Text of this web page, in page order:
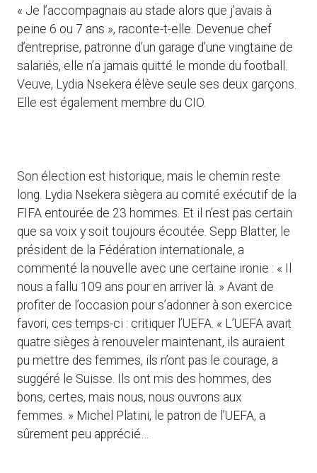
« Je l’accompagnais au stade alors que j’avais à
peine 6 ou 7 ans », raconte-t-elle. Devenue chef
d’entreprise, patronne d’un garage d’une vingtaine de
salariés, elle n’a jamais quitté le monde du football.
Veuve, Lydia Nsekera élève seule ses deux garçons.
Elle est également membre du CIO.
Son élection est historique, mais le chemin reste
long. Lydia Nsekera siègera au comité exécutif de la
FIFA entourée de 23 hommes. Et il n’est pas certain
que sa voix y soit toujours écoutée. Sepp Blatter, le
président de la Fédération internationale, a
commenté la nouvelle avec une certaine ironie : « Il
nous a fallu 109 ans pour en arriver là. » Avant de
profiter de l’occasion pour s’adonner à son exercice
favori, ces temps-ci : critiquer l’UEFA. « L’UEFA avait
quatre sièges à renouveler maintenant, ils auraient
pu mettre des femmes, ils n’ont pas le courage, a
suggéré le Suisse. Ils ont mis des hommes, des
bons, certes, mais nous, nous ouvrons aux
femmes. » Michel Platini, le patron de l’UEFA, a
sûrement peu apprécié…